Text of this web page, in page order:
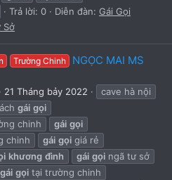
Trả lời: 0 Diễn đàn: Gái Gọi
Sở
Trường Chinh
NGỌC MAI MS
21 Tháng bảy 2022
cave hà nội
gái gọi
chinh gái gọi
chinh gái gọi giá rẻ
khương đình gái gọi ngã tư sở
gái gọi tại trường chinh